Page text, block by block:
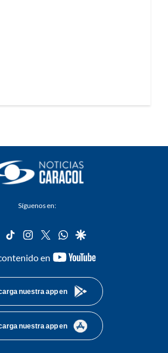
Síguenos en:
facebook
tiktok instagram
twitterwhatsapp
google
en
youtube-
nuestra app en
nuestra app en